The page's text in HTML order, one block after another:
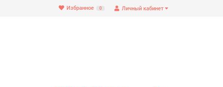
Личный кабинет
Избранное 0